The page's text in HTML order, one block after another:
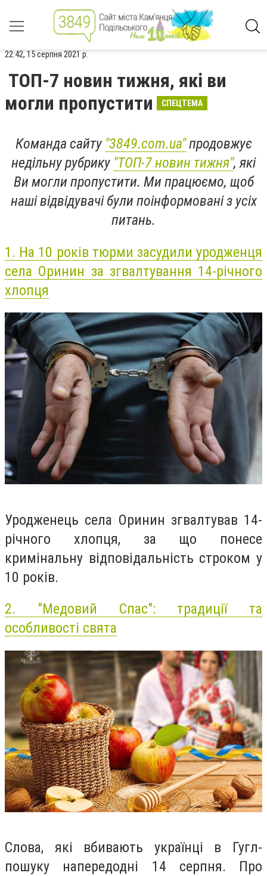
22:42, 15 серпня 2021 р.
ТОП-7 новин тижня, які ви
могли пропустити
СПЕЦТЕМА
Команда сайту "3849.com.ua"продовжує
недільну рубрику "ТОП-7 новин тижня", які
Ви могли пропустити. Ми працюємо, щоб
наші відвідувачі були поінформовані з усіх
питань.
1. На 10 років тюрми засудили уродженця
села Оринин за згвалтування 14-річного
хлопця
Уродженець села Оринин згвалтував 14-
річного хлопця, за що понесе
кримінальну відповідальність строком у
10 років.
2. "Медовий Спас": традиції та
особливості свята
Слова, які вбивають українці в Гугл-
пошуку напередодні 14 серпня. Про